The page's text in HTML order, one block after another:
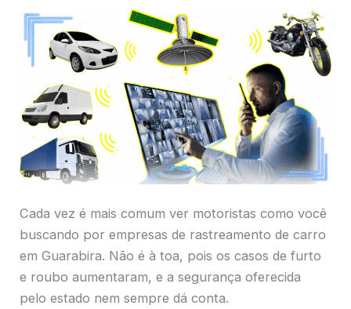
Cada vez é mais comum ver motoristas como você
buscando por empresas de rastreamento de carro
em Guarabira. Não é à toa, pois os casos de furto
e roubo aumentaram, e a segurança oferecida
pelo estado nem sempre dá conta.